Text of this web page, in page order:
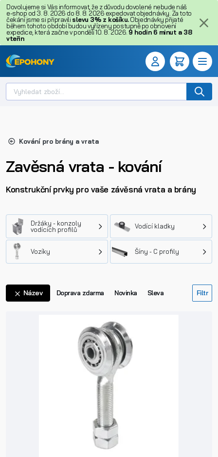
Dovolujeme si Vás informovat, že z důvodu dovolené nebude náš
e-shop od 3. 8. 2026 do 8. 8. 2026 expedovat objednávky. Za toto
čekání jsme si připravili slevu 3% z košíku.Objednávky přijaté
během tohoto období budou vyřízeny postupně po obnovení
expedice, která začne v pondělí 10. 8. 2026. 9 hodin 6 minut a 37
vteřin
Kování pro brány a vrata
Zavěsná vrata - kování
Konstrukční prvky pro vaše závěsná vrata a brány
Držáky - konzoly
vodících profilů
Vodící kladky
Vozíky Šíny - C profily
Název Doprava zdarma Novinka Sleva